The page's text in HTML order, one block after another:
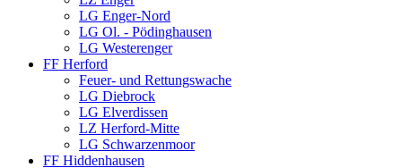
LG Enger-Nord
LG Ol. - Pödinghausen
LG Westerenger
FF Herford
Feuer- und Rettungswache
LG Diebrock
LG Elverdissen
LZ Herford-Mitte
LG Schwarzenmoor
FF Hiddenhausen